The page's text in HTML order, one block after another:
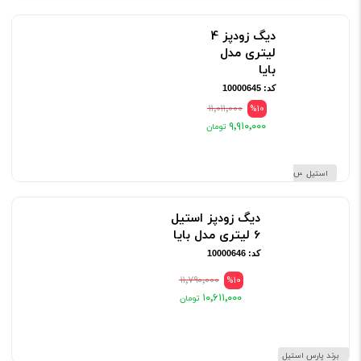
برند پارس استیل
دیگ زودپز 4
لیتری مدل
بایا
کد: 10000645
%10 ۱۱٬۰۱۱٬۰۰۰
۹٬۹۱۰٬۰۰۰
برند پارس استیل
دیگ زودپز استیل
6 لیتری مدل بایا
کد: 10000646
%10 ۱۱٬۷۹۰٬۰۰۰
۱۰٬۶۱۱٬۰۰۰